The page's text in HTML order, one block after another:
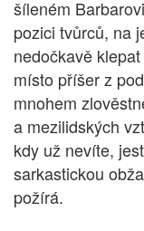
šíleném
pozici tvůrců, na
nedočkavě
místo příšer z
mnohem
a mezilidských
kdy už nevíte,
sarkastickou
požírá.